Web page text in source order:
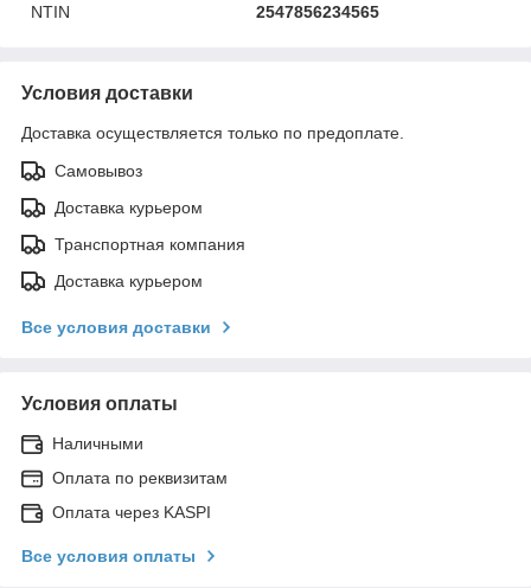
NTIN
2547856234565
Условия доставки
Доставка осуществляется только по предоплате.
Самовывоз
Доставка курьером
Транспортная компания
Доставка курьером
Все условия доставки
Условия оплаты
Наличными
Оплата по реквизитам
Оплата через KASPI
Все условия оплаты